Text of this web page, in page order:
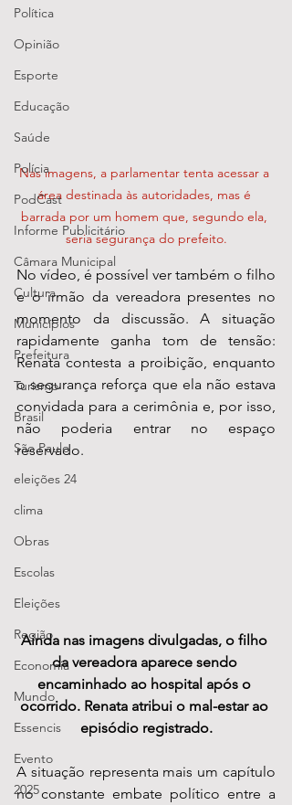
Política
Opinião
Esporte
Educação
Saúde
Polícia
PodCast
Informe Publicitário
Câmara Municipal
Cultura
Municípios
Prefeitura
Turismo
Brasil
São Paulo
eleições 24
clima
Obras
Escolas
Eleições
Região
Economia
Mundo
Essencis
Evento
2025
Nas imagens, a parlamentar tenta acessar a
área destinada às autoridades, mas é
barrada por um homem que, segundo ela,
seria segurança do prefeito.
No vídeo, é possível ver também o filho
e o irmão da vereadora presentes no
momento da discussão. A situação
rapidamente ganha tom de tensão:
Renata contesta a proibição, enquanto
o segurança reforça que ela não estava
convidada para a cerimônia e, por isso,
não poderia entrar no espaço
reservado.
Ainda nas imagens divulgadas, o filho
da vereadora aparece sendo
encaminhado ao hospital após o
ocorrido. Renata atribui o mal-estar ao
episódio registrado.
A situação representa mais um capítulo
no constante embate político entre a